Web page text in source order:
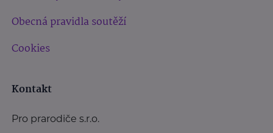
Obecná pravidla soutěží
Cookies
Kontakt
Pro prarodiče s.r.o.